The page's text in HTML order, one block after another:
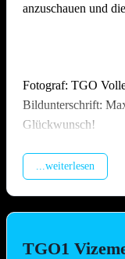
anzuschauen und
Fotograf: TGO
Bildunterschrift:
Glückwunsch!
...weiterlesen
TGO1